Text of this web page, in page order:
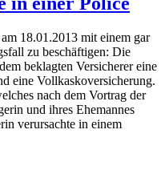
18.01.2013 mit einem gar
zu beschäftigen: Die
beklagten Versicherer eine
eine Vollkaskoversicherung.
nach dem Vortrag der
und ihres Ehemannes
verursachte in einem